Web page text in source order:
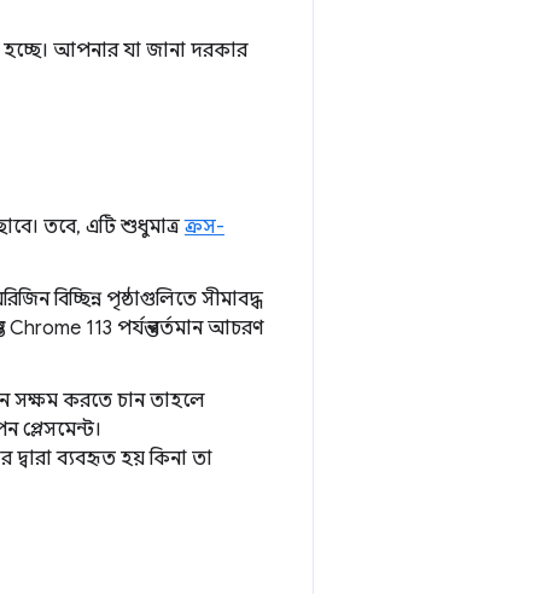
হচ্ছে। আপনার যা জানা দরকার
তবে, এটি শুধুমাত্রক্রস-
বিচ্ছিন্ন পৃষ্ঠাগুলিতে সীমাবদ্ধ
113 পর্যন্ত বর্তমান আচরণ
সক্ষম করতে চান তাহলে
প্লেসমেন্ট।
দ্বারা ব্যবহৃত হয় কিনা তা